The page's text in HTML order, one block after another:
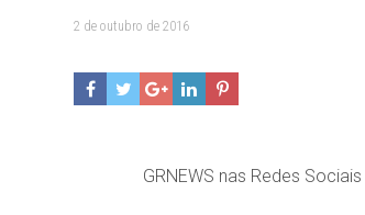
2 de outubro de 2016
GRNEWS nas Redes Sociais